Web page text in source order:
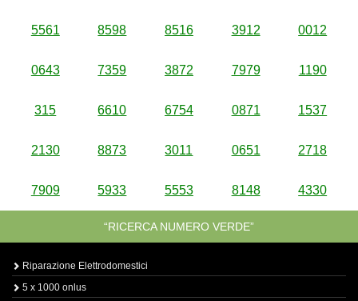
5561 8598 8516 3912 0012
0643 7359 3872 7979 1190
315 6610 6754 0871 1537
2130 8873 3011 0651 2718
7909 5933 5553 8148 4330
“RICERCA NUMERO VERDE”
Riparazione Elettrodomestici
5 x 1000 onlus